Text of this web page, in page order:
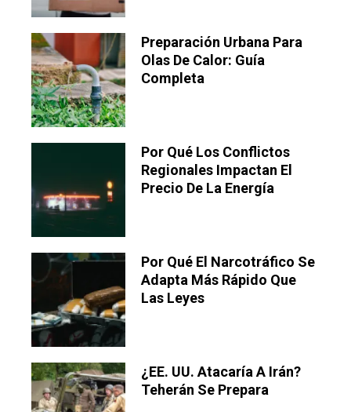
Preparación Urbana Para
Olas De Calor: Guía
Completa
Por Qué Los Conflictos
Regionales Impactan El
Precio De La Energía
Por Qué El Narcotráfico Se
Adapta Más Rápido Que
Las Leyes
¿EE. UU. Atacaría A Irán?
Teherán Se Prepara